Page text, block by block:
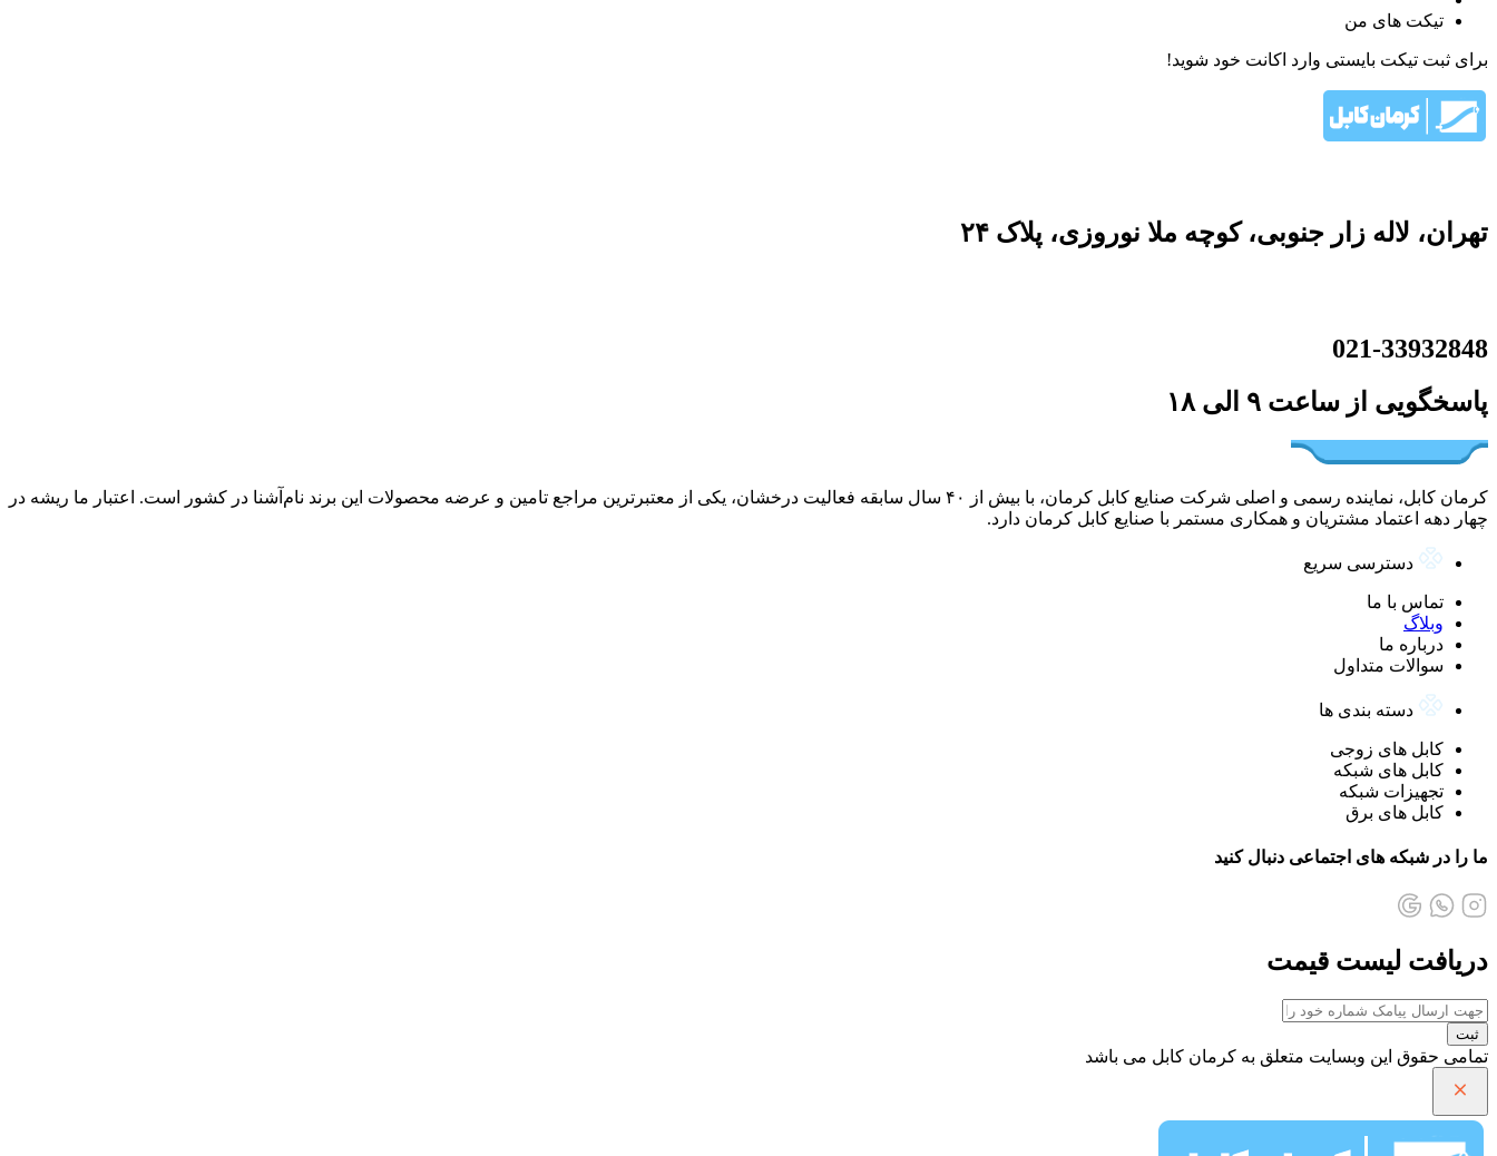
تیکت های من
برای ثبت تیکت بایستی وارد اکانت خود شوید!
تهران، لاله زار جنوبی، کوچه ملا نوروزی، پلاک ۲۴
021-33932848
پاسخگویی از ساعت ۹ الی ‍۱۸
کرمان کابل، نماینده رسمی و اصلی شرکت صنایع کابل کرمان، با بیش از ۴۰ سال سابقه فعالیت درخشان، یکی از معتبرترین مراجع تامین و عرضه محصولات این برند نام‌آشنا در کشور است. اعتبار ما ریشه در
چهار دهه اعتماد مشتریان و همکاری مستمر با صنایع کابل کرمان دارد.
دسترسی سریع
تماس با ما
وبلاگ
درباره ما
سوالات متداول
دسته بندی ها
کابل های زوجی
کابل های شبکه
تجهیزات شبکه
کابل های برق
ما را در شبکه های اجتماعی دنبال کنید
دریافت لیست قیمت
ثبت
تمامی حقوق این وبسایت متعلق به کرمان کابل می باشد